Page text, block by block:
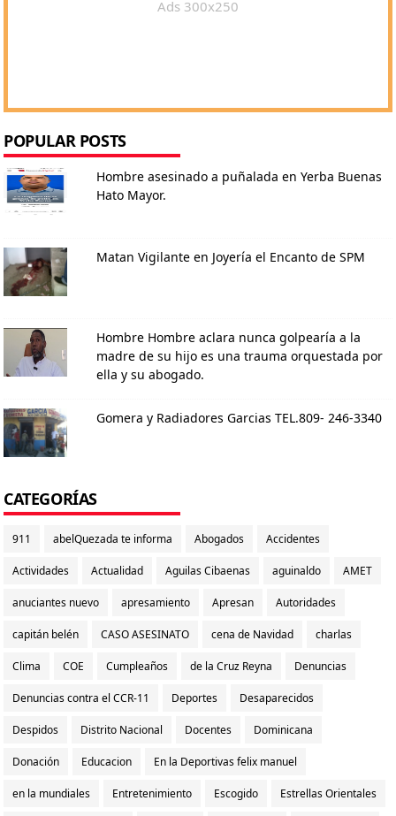
Ads 300x250
POPULAR POSTS
Hombre asesinado a puñalada en Yerba Buenas
Hato Mayor.
Matan Vigilante en Joyería el Encanto de SPM
Hombre Hombre aclara nunca golpearía a la
madre de su hijo es una trauma orquestada por
ella y su abogado.
Gomera y Radiadores Garcias TEL.809- 246-3340
CATEGORÍAS
911 abelQuezada te informa Abogados Accidentes
Actividades Actualidad Aguilas Cibaenas aguinaldo AMET
anuciantes nuevo apresamiento Apresan Autoridades
capitán belén CASO ASESINATO cena de Navidad charlas
Clima COE Cumpleaños de la Cruz Reyna Denuncias
Denuncias contra el CCR-11 Deportes Desaparecidos
Despidos Distrito Nacional Docentes Dominicana
Donación Educacion En la Deportivas felix manuel
en la mundiales Entretenimiento Escogido Estrellas Orientales